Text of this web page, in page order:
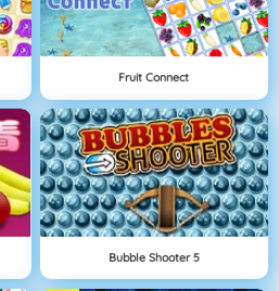
Fruit Connect
Bubble Shooter 5